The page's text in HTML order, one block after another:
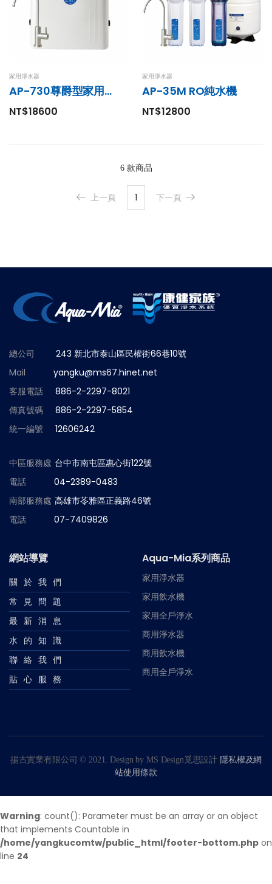
K80斷水流
Elite廚下型廚餘
NT$35000
AP-5000G RO
直輸純水機
NT$23800
3M HF20-SI製
家用小型前置過濾器
TK-800熱水衛
士不鏽鋼過濾器
廚事寶KITCHEN PRO
WDS-Mini 臭氧
家用淨水器
AP-730尊爵型家用淨水器
NT$18600
家用淨水器
AP-35M RO純水機
NT$12800
6 款商品
上一頁 1 下一頁
總公司
243 新北市泰山區民權街66巷10號
Mail
yangku@ms67.hinet.net
客服電話
886-2-2297-8021
傳真號碼
886-2-2297-5854
統一編號
12606242
中區服務處 台中市南屯區惠心街122號
電話
04-2389-0483
南部服務處 高雄市苓雅區正義路46號
電話
07-7409826
網站導覽
關於我們
常見問題
最新消息
水的知識
聯絡我們
貼心服務
Aqua-Mia系列商品
家用淨水器
家用飲水機
家用全戶淨水
商用淨水器
商用飲水機
商用全戶淨水
揚古實業有限公司 © 2021. Design by MS Design覓思設計 隱私權及網
站使用條款
Warning: count(): Parameter must be an array or an object
that implements Countable in
/home/yangkucomtw/public_html/footer-bottom.php on
line 24